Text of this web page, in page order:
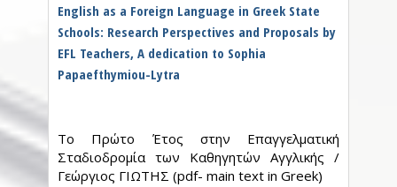
English as a Foreign Language in Greek State
Schools: Research Perspectives and Proposals by
EFL Teachers, A dedication to Sophia
Papaefthymiou-Lytra
Το Πρώτο Έτος στην Επαγγελματική
Σταδιοδρομία των Καθηγητών Αγγλικής /
Γεώργιος ΓΙΩΤΗΣ (pdf- main text in Greek)